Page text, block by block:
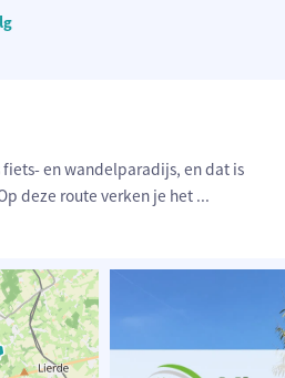
en wandelparadijs, en dat is
deze route verken je het ...